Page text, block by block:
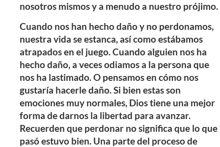
nosotros mismos y a menudo a nuestro prójimo.
Cuando nos han hecho daño y no perdonamos,
nuestra vida se estanca, así como estábamos
atrapados en el juego. Cuando alguien nos ha
hecho daño, a veces odiamos a la persona que
nos ha lastimado. O pensamos en cómo nos
gustaría hacerle daño. Si bien estas son
emociones muy normales, Dios tiene una mejor
forma de darnos la libertad para avanzar.
Recuerden que perdonar no significa que lo que
pasó estuvo bien. Una parte del proceso de